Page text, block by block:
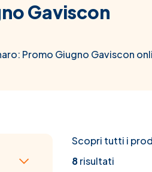
Gaviscon
Promo Giugno Gaviscon
prodotti
Scopri tutti i
8risultati